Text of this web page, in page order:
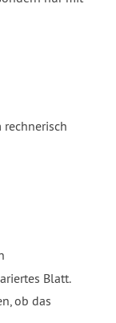
rechnerisch
Blatt.
ob das